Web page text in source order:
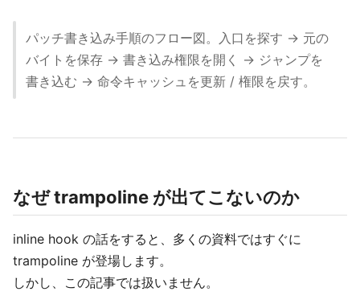
パッチ書き込み手順のフロー図。入口を探す → 元の
バイトを保存 → 書き込み権限を開く → ジャンプを
書き込む → 命令キャッシュを更新 / 権限を戻す。
なぜ trampoline が出てこないのか
inline hook の話をすると、多くの資料ではすぐに
trampoline が登場します。
しかし、この記事では扱いません。